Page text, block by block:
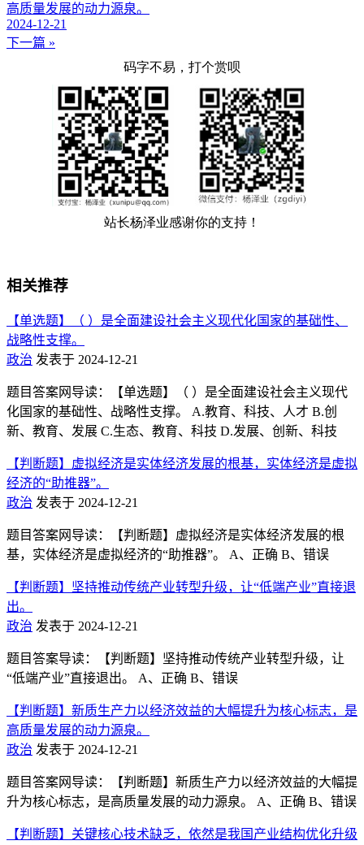
高质量发展的动力源泉。
2024-12-21
下一篇 »
相关推荐
【单选题】（ ）是全面建设社会主义现代化国家的基础性、
战略性支撑。
政治 发表于 2024-12-21
题目答案网导读：【单选题】（ ）是全面建设社会主义现代
化国家的基础性、战略性支撑。 A.教育、科技、人才 B.创
新、教育、发展 C.生态、教育、科技 D.发展、创新、科技
【判断题】虚拟经济是实体经济发展的根基，实体经济是虚拟
经济的“助推器”。
政治 发表于 2024-12-21
题目答案网导读：【判断题】虚拟经济是实体经济发展的根
基，实体经济是虚拟经济的“助推器”。 A、正确 B、错误
【判断题】坚持推动传统产业转型升级，让“低端产业”直接退
出。
政治 发表于 2024-12-21
题目答案导读：【判断题】坚持推动传统产业转型升级，让
“低端产业”直接退出。 A、正确 B、错误
【判断题】新质生产力以经济效益的大幅提升为核心标志，是
高质量发展的动力源泉。
政治 发表于 2024-12-21
题目答案网导读：【判断题】新质生产力以经济效益的大幅提
升为核心标志，是高质量发展的动力源泉。 A、正确 B、错误
【判断题】关键核心技术缺乏，依然是我国产业结构优化升级